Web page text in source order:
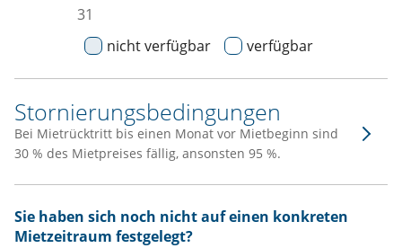
31
nicht verfügbar
verfügbar
Stornierungsbedingungen
Bei Mietrücktritt bis einen Monat vor Mietbeginn sind
30 % des Mietpreises fällig, ansonsten 95 %.
Sie haben sich noch nicht auf einen konkreten
Mietzeitraum festgelegt?